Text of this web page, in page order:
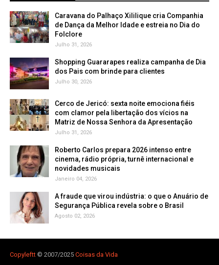
Caravana do Palhaço Xililique cria Companhia
de Dança da Melhor Idade e estreia no Dia do
Folclore
Julho 31, 2026
Shopping Guararapes realiza campanha de Dia
dos Pais com brinde para clientes
Julho 30, 2026
Cerco de Jericó: sexta noite emociona fiéis
com clamor pela libertação dos vícios na
Matriz de Nossa Senhora da Apresentação
Julho 31, 2026
Roberto Carlos prepara 2026 intenso entre
cinema, rádio própria, turnê internacional e
novidades musicais
Janeiro 04, 2026
A fraude que virou indústria: o que o Anuário de
Segurança Pública revela sobre o Brasil
Agosto 02, 2026
Copyleftt © 2007/2025 Coisas da Vida